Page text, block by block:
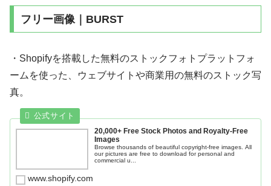
フリー画像｜BURST
・Shopifyを搭載した無料のストックフォトプラットフォ
ームを使った、ウェブサイトや商業用の無料のストック写
真。
20,000+ Free Stock Photos and Royalty-Free
Images
Browse thousands of beautiful copyright-free images. All
our pictures are free to download for personal and
commercial u...
www.shopify.com